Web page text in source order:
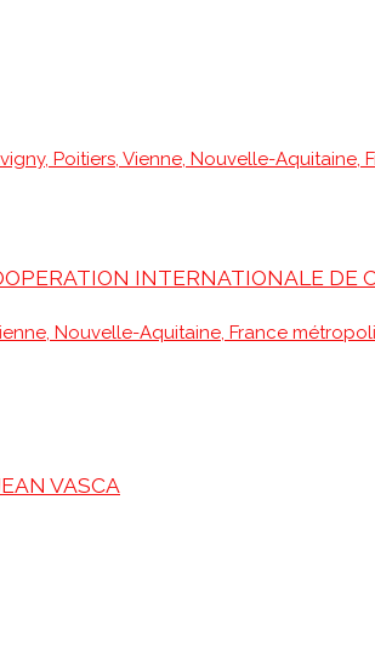
Poitiers, Vienne, Nouvelle-
INTERNATIONALE DE
Nouvelle-Aquitaine, France
VASCA